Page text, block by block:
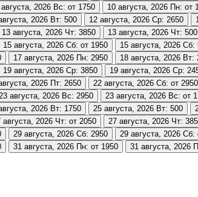
2026 Вс: от 1750 10 августа, 2026 Пн: от
2026 Вт: 500 12 августа, 2026 Ср: 2650
13 августа, 2026 Чт: 3850 13 августа, 2026 Чт: 500
15 августа, 2026 Сб: от 1950 15 августа, 2026 Сб:
17 августа, 2026 Пн: 2950 18 августа, 2026 Вт:
19 августа, 2026 Ср: 3850 19 августа, 2026 Ср:
2026 Пт: 2650 22 августа, 2026 Сб: от 2950
августа, 2026 Вс: 2950 23 августа, 2026 Вс: от
2026 Вт: 1750 25 августа, 2026 Вт: 500
августа, 2026 Чт: от 2050 27 августа, 2026 Чт:
29 августа, 2026 Сб: 2950 29 августа, 2026 Сб:
31 августа, 2026 Пн: от 1950 31 августа, 2026